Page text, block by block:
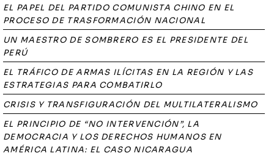
EL PAPEL DEL PARTIDO COMUNISTA CHINO EN EL
PROCESO DE TRASFORMACIÓN NACIONAL
UN MAESTRO DE SOMBRERO ES EL PRESIDENTE DEL
PERÚ
EL TRÁFICO DE ARMAS ILÍCITAS EN LA REGIÓN Y LAS
ESTRATEGIAS PARA COMBATIRLO
CRISIS Y TRANSFIGURACIÓN DEL MULTILATERALISMO
EL PRINCIPIO DE “NO INTERVENCIÓN”, LA
DEMOCRACIA Y LOS DERECHOS HUMANOS EN
AMÉRICA LATINA: EL CASO NICARAGUA